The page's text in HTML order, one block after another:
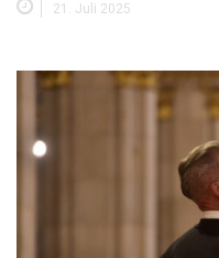
21. Juli 2025